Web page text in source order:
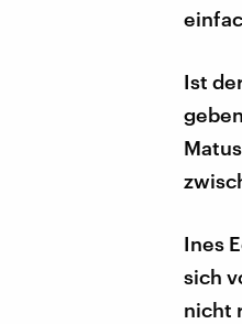
Ist
Ines
sich
nicht